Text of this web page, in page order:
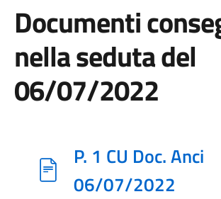
Documenti
nella seduta del
06/07/2022
P. 1 CU Doc. Anci
06/07/2022